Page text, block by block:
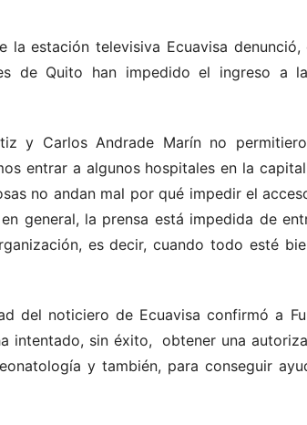
la estación televisiva Ecuavisa
de Quito han impedido el ingreso a
y Carlos Andrade Marín no
entrar a algunos hospitales en la
no andan mal por qué impedir el
general, la prensa está impedida de
es decir, cuando todo esté
del noticiero de Ecuavisa confirmó a
intentado, sin éxito, obtener una
y también, para conseguir